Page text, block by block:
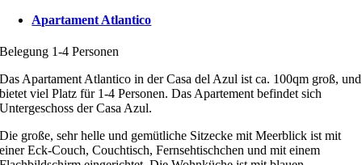
Apartament Atlantico
Belegung 1-4 Personen
Das Apartament Atlantico in der Casa del Azul ist ca. 100qm groß, und
bietet viel Platz für 1-4 Personen. Das Apartement befindet sich
Untergeschoss der Casa Azul.
Die große, sehr helle und gemütliche Sitzecke mit Meerblick ist mit
einer Eck-Couch, Couchtisch, Fernsehtischchen und mit einem